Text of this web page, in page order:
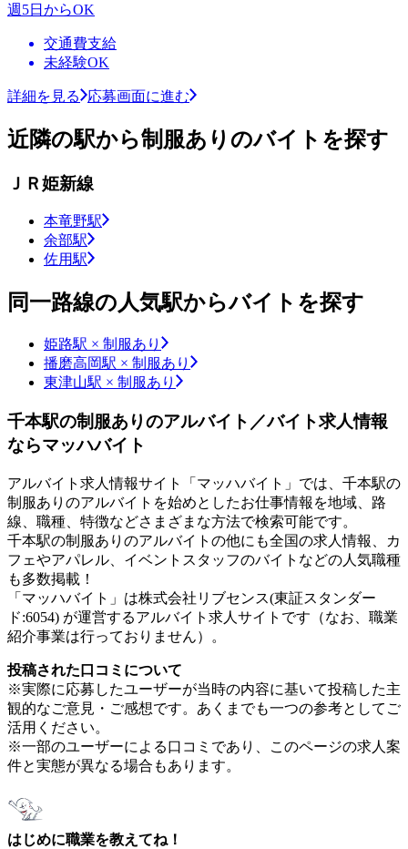
週5日からOK
交通費支給
未経験OK
詳細を見る 応募画面に進む
近隣の駅から制服ありのバイトを探す
ＪＲ姫新線
本竜野駅
余部駅
佐用駅
同一路線の人気駅からバイトを探す
姫路駅 × 制服あり
播磨高岡駅 × 制服あり
東津山駅 × 制服あり
千本駅の制服ありのアルバイト／バイト求人情報
ならマッハバイト
アルバイト求人情報サイト「マッハバイト」では、千本駅の
制服ありのアルバイトを始めとしたお仕事情報を地域、路
線、職種、特徴などさまざまな方法で検索可能です。
千本駅の制服ありのアルバイトの他にも全国の求人情報、カ
フェやアパレル、イベントスタッフのバイトなどの人気職種
も多数掲載！
「マッハバイト」は株式会社リブセンス(東証スタンダー
ド:6054) が運営するアルバイト求人サイトです（なお、職業
紹介事業は行っておりません）。
投稿された口コミについて
※実際に応募したユーザーが当時の内容に基いて投稿した主
観的なご意見・ご感想です。あくまでも一つの参考としてご
活用ください。
※一部のユーザーによる口コミであり、このページの求人案
件と実態が異なる場合もあります。
はじめに職業を教えてね！